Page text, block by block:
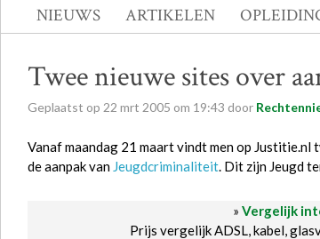
NIEUWS ARTIKELEN
Twee nieuwe sites over
Geplaatst op 22 mrt 2005 om 19:43 door
Vanaf maandag 21 maart vindt men op Justitie.nl
de aanpak van Jeugdcriminaliteit. Dit zijn Jeugd
» Vergelijk
Prijs vergelijk ADSL, kabel,